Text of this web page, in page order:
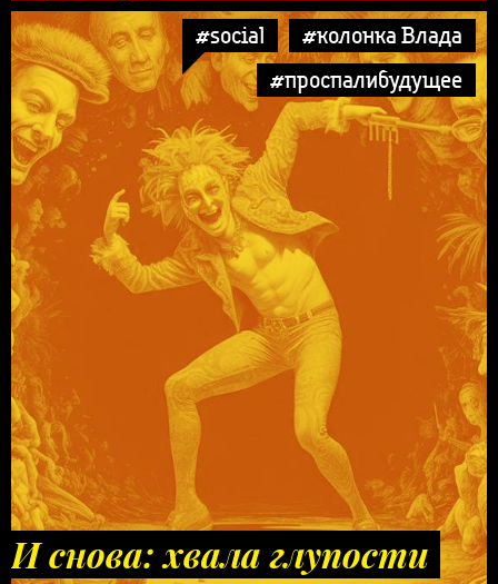
#social
#колонка Влада
#проспалибудущее
И снова: хвала глупости